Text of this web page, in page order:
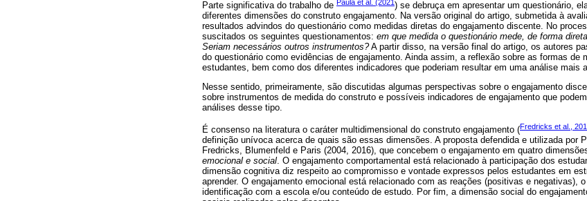
Parte significativa do trabalho de Paula et al. (2021) se debruça em apresentar um questionário,
diferentes dimensões do construto engajamento. Na versão original do artigo, submetida à
resultados advindos do questionário como medidas diretas do engajamento discente. No
suscitados os seguintes questionamentos: em que medida o questionário mede, de forma
Seriam necessários outros instrumentos?A partir disso, na versão final do artigo, os autores
do questionário como evidências de engajamento. Ainda assim, a reflexão sobre as formas de
estudantes, bem como dos diferentes indicadores que poderiam resultar em uma análise mais
Nesse sentido, primeiramente, são discutidas algumas perspectivas sobre o engajamento
sobre instrumentos de medida do construto e possíveis indicadores de engajamento que
análises desse tipo.
É consenso na literatura o caráter multidimensional do construto engajamento (Fredricks et al.,
definição unívoca acerca de quais são essas dimensões. A proposta defendida e utilizada por
Fredricks, Blumenfeld e Paris (2004, 2016), que concebem o engajamento em quatro
emocional e social. O engajamento comportamental está relacionado à participação dos
dimensão cognitiva diz respeito ao compromisso e vontade expressos pelos estudantes em
aprender. O engajamento emocional está relacionado com as reações (positivas e negativas),
identificação com a escola e/ou conteúdo de estudo. Por fim, a dimensão social do